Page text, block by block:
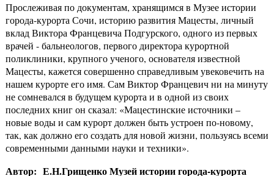
Прослеживая по документам, хранящимся в Музее истории
города-курорта Сочи, историю развития Мацесты, личный
вклад Виктора Францевича Подгурского, одного из первых
врачей - бальнеологов, первого директора курортной
поликлиники, крупного ученого, основателя известной
Мацесты, кажется совершенно справедливым увековечить на
нашем курорте его имя. Сам Виктор Францевич ни на минуту
не сомневался в будущем курорта и в одной из своих
последних книг он сказал: «Мацестинские источники –
новые воды и сам курорт должен быть устроен по-новому,
так, как должно его создать для новой жизни, пользуясь всеми
современными данными науки и техники».
Автор: Е.Н.Грищенко Музей истории города-курорта